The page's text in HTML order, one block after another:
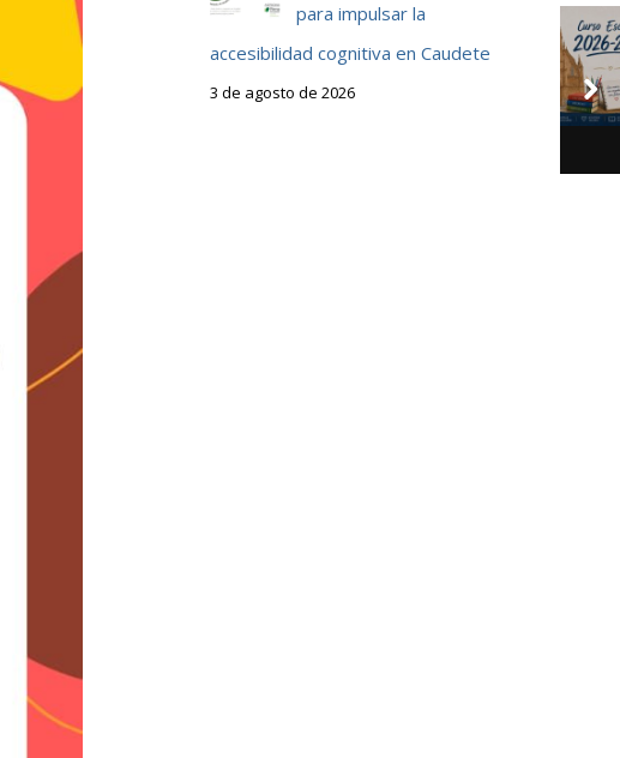
para impulsar la
accesibilidad cognitiva en Caudete
3 de agosto de 2026